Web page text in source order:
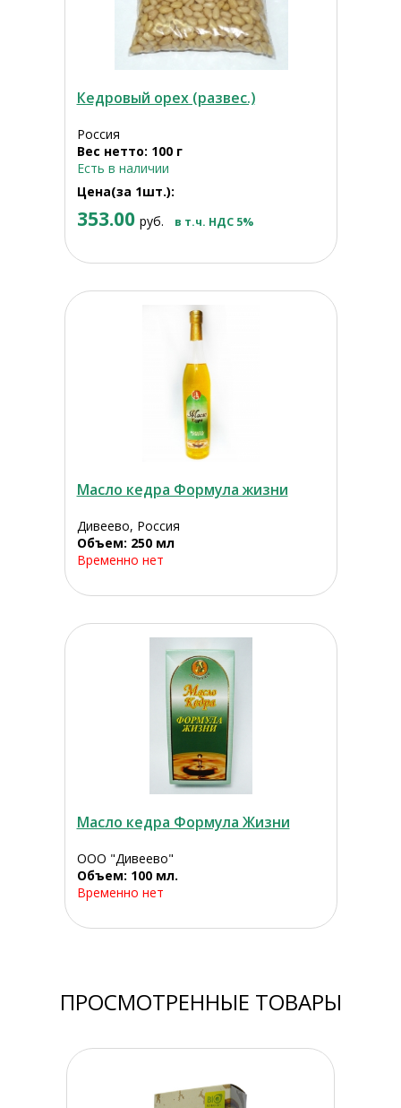
Кедровый орех (развес.)
Россия
Вес нетто: 100 г
Есть в наличии
Цена(за 1шт.):
353.00 руб. в т.ч. НДС 5%
Масло кедра Формула жизни
Дивеево, Россия
Объем: 250 мл
Временно нет
Масло кедра Формула Жизни
ООО "Дивеево"
Объем: 100 мл.
Временно нет
ПРОСМОТРЕННЫЕ ТОВАРЫ